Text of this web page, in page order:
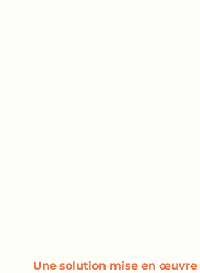
Une solution mise en œuvre